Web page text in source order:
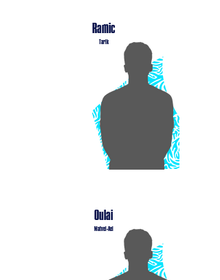
Ramic
Tarik
Oulai
Matvei-Ael